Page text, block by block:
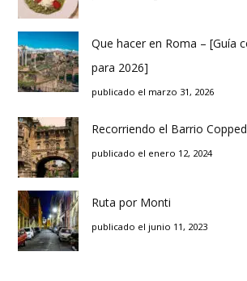
Que hacer en Roma – [Guía
para 2026]
publicado el marzo 31, 2026
Recorriendo el Barrio
publicado el enero 12, 2024
Ruta por Monti
publicado el junio 11, 2023